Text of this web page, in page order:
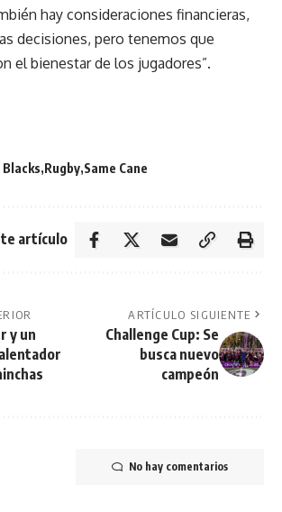
hay consideraciones financieras,
decisiones, pero tenemos que
el bienestar de los jugadores”.
Rugby Same Cane
artículo
y un
ARTÍCULO SIGUIENTE
Challenge Cup: Se
busca nuevo
campeón
No hay comentarios